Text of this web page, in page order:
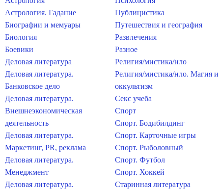
Астрология. Гадание
Биографии и мемуары
Биология
Боевики
Деловая литература
Деловая литература.
Банковское дело
Деловая литература.
Внешнеэкономическая
деятельность
Деловая литература.
Маркетинг, PR, реклама
Деловая литература.
Менеджмент
Деловая литература.
Публицистика
Путешествия и география
Развлечения
Разное
Религия/мистика/нло
Религия/мистика/нло. Магия и
оккультизм
Секс учеба
Спорт
Спорт. Бодибилдинг
Спорт. Карточные игры
Спорт. Рыболовный
Спорт. Футбол
Спорт. Хоккей
Старинная литература